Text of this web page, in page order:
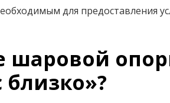
для предоставления